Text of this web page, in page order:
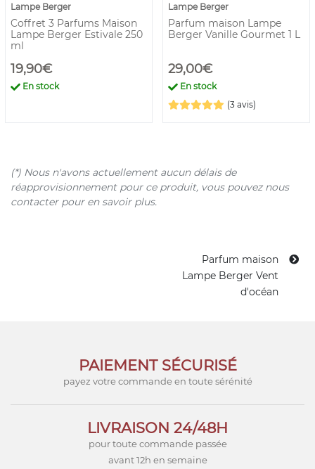
Lampe Berger
Coffret 3 Parfums Maison
Lampe Berger Estivale 250
ml
19,90€
En stock
Lampe Berger
Parfum maison Lampe
Berger Vanille Gourmet 1 L
29,00€
En stock
(3 avis)
(*) Nous n'avons actuellement aucun délais de
réapprovisionnement pour ce produit, vous pouvez nous
contacter pour en savoir plus.
Parfum maison
Lampe Berger Vent
d'océan
PAIEMENT SÉCURISÉ
payez votre commande en toute sérénité
LIVRAISON 24/48H
pour toute commande passée
avant 12h en semaine